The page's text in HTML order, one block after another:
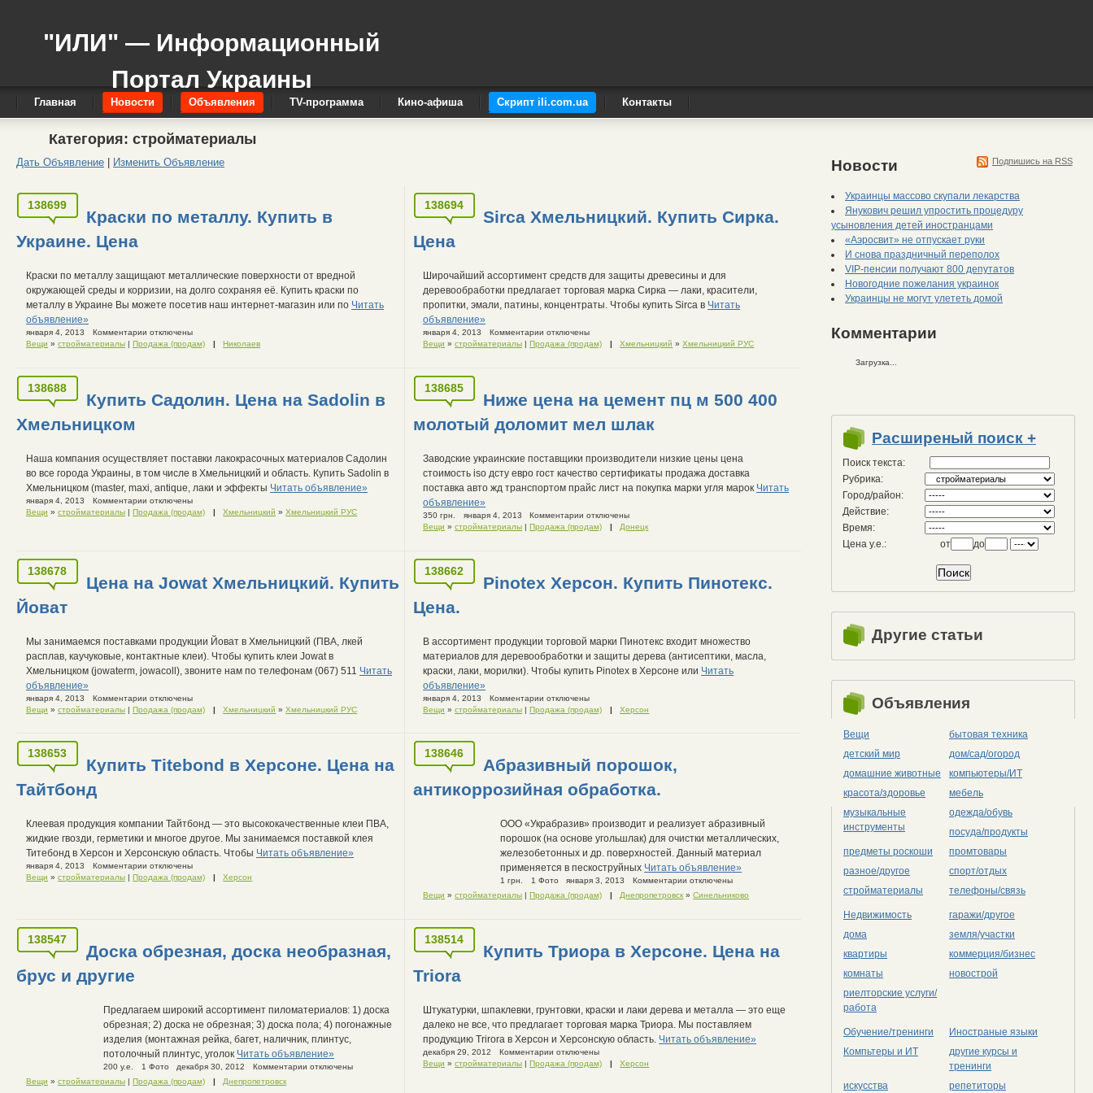
"ИЛИ" — Информационный
Портал Украины
Главная Новости Объявления TV-программа Кино-афиша Скрипт ili.com.ua Контакты
Категория: стройматериалы
Дать Объявление | Изменить Объявление
138699
Краски по металлу. Купить в
Украине. Цена
Краски по металлу защищают металлические поверхности от вредной
окружающей среды и корризии, на долго сохраняя её. Купить краски по
металлу в Украине Вы можете посетив наш интернет-магазин или по Читать
объявление»
января 4, 2013
Комментарии отключены
Вещи » стройматериалы Продажа (продам) Николаев
138694
Sirca Хмельницкий. Купить Сирка.
Цена
Широчайший ассортимент средств для защиты древесины и для
деревообработки предлагает торговая марка Сирка — лаки, красители,
пропитки, эмали, патины, концентраты. Чтобы купить Sirca в Читать
объявление»
января 4, 2013
Комментарии отключены
Вещи »стройматериалы Продажа (продам) Хмельницкий »Хмельницкий РУС
138688
Купить Садолин. Цена на Sadolin в
Хмельницком
Наша компания осуществляет поставки лакокрасочных материалов Садолин
во все города Украины, в том числе в Хмельницкий и область. Купить Sadolin в
Хмельницком (master, maxi, antique, лаки и эффекты Читать объявление»
января 4, 2013
Комментарии отключены
Вещи » стройматериалы | Продажа (продам) | Хмельницкий »Хмельницкий РУС
138685
Ниже цена на цемент пц м 500 400
молотый доломит мел шлак
Заводские украинские поставщики производители низкие цены цена
стоимость iso дсту евро гост качество сертификаты продажа доставка
поставка авто жд транспортом прайс лист на покупка марки угля марок Читать
объявление»
350 грн. января 4, 2013
Комментарии отключены
Вещи »стройматериалы |Продажа (продам) | Донецк
138678
Цена на Jowat Хмельницкий. Купить
Йоват
Мы занимаемся поставками продукции Йоват в Хмельницкий (ПВА, лкей
расплав, каучуковые, контактные клеи). Чтобы купить клеи Jowat в
Хмельницком (jowaterm, jowacoll), звоните нам по телефонам (067) 511 Читать
объявление»
января 4, 2013
Комментарии отключены
Вещи » стройматериалы | Продажа (продам) | Хмельницкий »Хмельницкий РУС
138662
Pinotex Херсон. Купить Пинотекс.
Цена.
В ассортимент продукции торговой марки Пинотекс входит множество
материалов для деревообработки и защиты дерева (антисептики, масла,
краски, лаки, морилки). Чтобы купить Pinotex в Херсоне или Читать
объявление»
января 4, 2013
Комментарии отключены
Вещи »стройматериалы |Продажа (продам) | Херсон
138653
Купить Titebond в Херсоне. Цена на
Тайтбонд
Клеевая продукция компании Тайтбонд — это высококачественные клеи ПВА,
жидкие гвозди, герметики и многое другое. Мы занимаемся поставкой клея
Титебонд в Херсон и Херсонскую область. Чтобы Читать объявление»
января 4, 2013
Комментарии отключены
Вещи » стройматериалы | Продажа (продам) | Херсон
138646
Абразивный порошок,
антикоррозийная обработка.
ООО «Украбразив» производит и реализует абразивный
порошок (на основе угольшлак) для очистки металлических,
железобетонных и др. поверхностей. Данный материал
применяется в пескоструйных Читать объявление»
1 грн. 1 Фото января 3, 2013
Комментарии отключены
Вещи »стройматериалы |Продажа (продам) | Днепропетровск »Синельниково
138547
Доска обрезная, доска необразная,
брус и другие
Предлагаем широкий ассортимент пиломатериалов: 1) доска
обрезная; 2) доска не обрезная; 3) доска пола; 4) погонажные
изделия (монтажная рейка, багет, наличник, плинтус,
потолочный плинтус, уголок Читать объявление»
200 у.е. 1 Фото декабря 30, 2012
Комментарии отключены
Вещи » стройматериалы | Продажа (продам) | Днепропетровск
138514
Купить Триора в Херсоне. Цена на
Triora
Штукатурки, шпаклевки, грунтовки, краски и лаки дерева и металла — это еще
далеко не все, что предлагает торговая марка Триора. Мы поставляем
продукцию Trirora в Херсон и Херсонскую область. Читать объявление»
декабря 29, 2012
Комментарии отключены
Вещи »стройматериалы |Продажа (продам) | Херсон
Подпишись на RSS
Новости
Украинцы массово скупали лекарства
Янукович решил упростить процедуру
усыновления детей иностранцами
«Аэросвит» не отпускает руки
И снова праздничный переполох
VIP-пенсии получают 800 депутатов
Новогодние пожелания украинок
Украинцы не могут улететь домой
Комментарии
Загрузка...
Расширеный поиск +
Поиск текста:
Рубрика:
Город/район:
Действие:
Время:
Цена у.е.:
от до
Другие статьи
Объявления
Вещи
бытовая техника
детский мир
дом/сад/огород
домашние животные
компьютеры/ИТ
красота/здоровье
мебель
музыкальные
инструменты
одежда/обувь
посуда/продукты
предметы роскоши
промтовары
разное/другое
спорт/отдых
стройматериалы
телефоны/связь
Недвижимость
гаражи/другое
дома
земля/участки
квартиры
коммерция/бизнес
комнаты
новострой
риелторские услуги/
работа
Обучение/тренинги
Иностраные языки
Компьтеры и ИТ
другие курсы и
тренинги
искусства
репетиторы